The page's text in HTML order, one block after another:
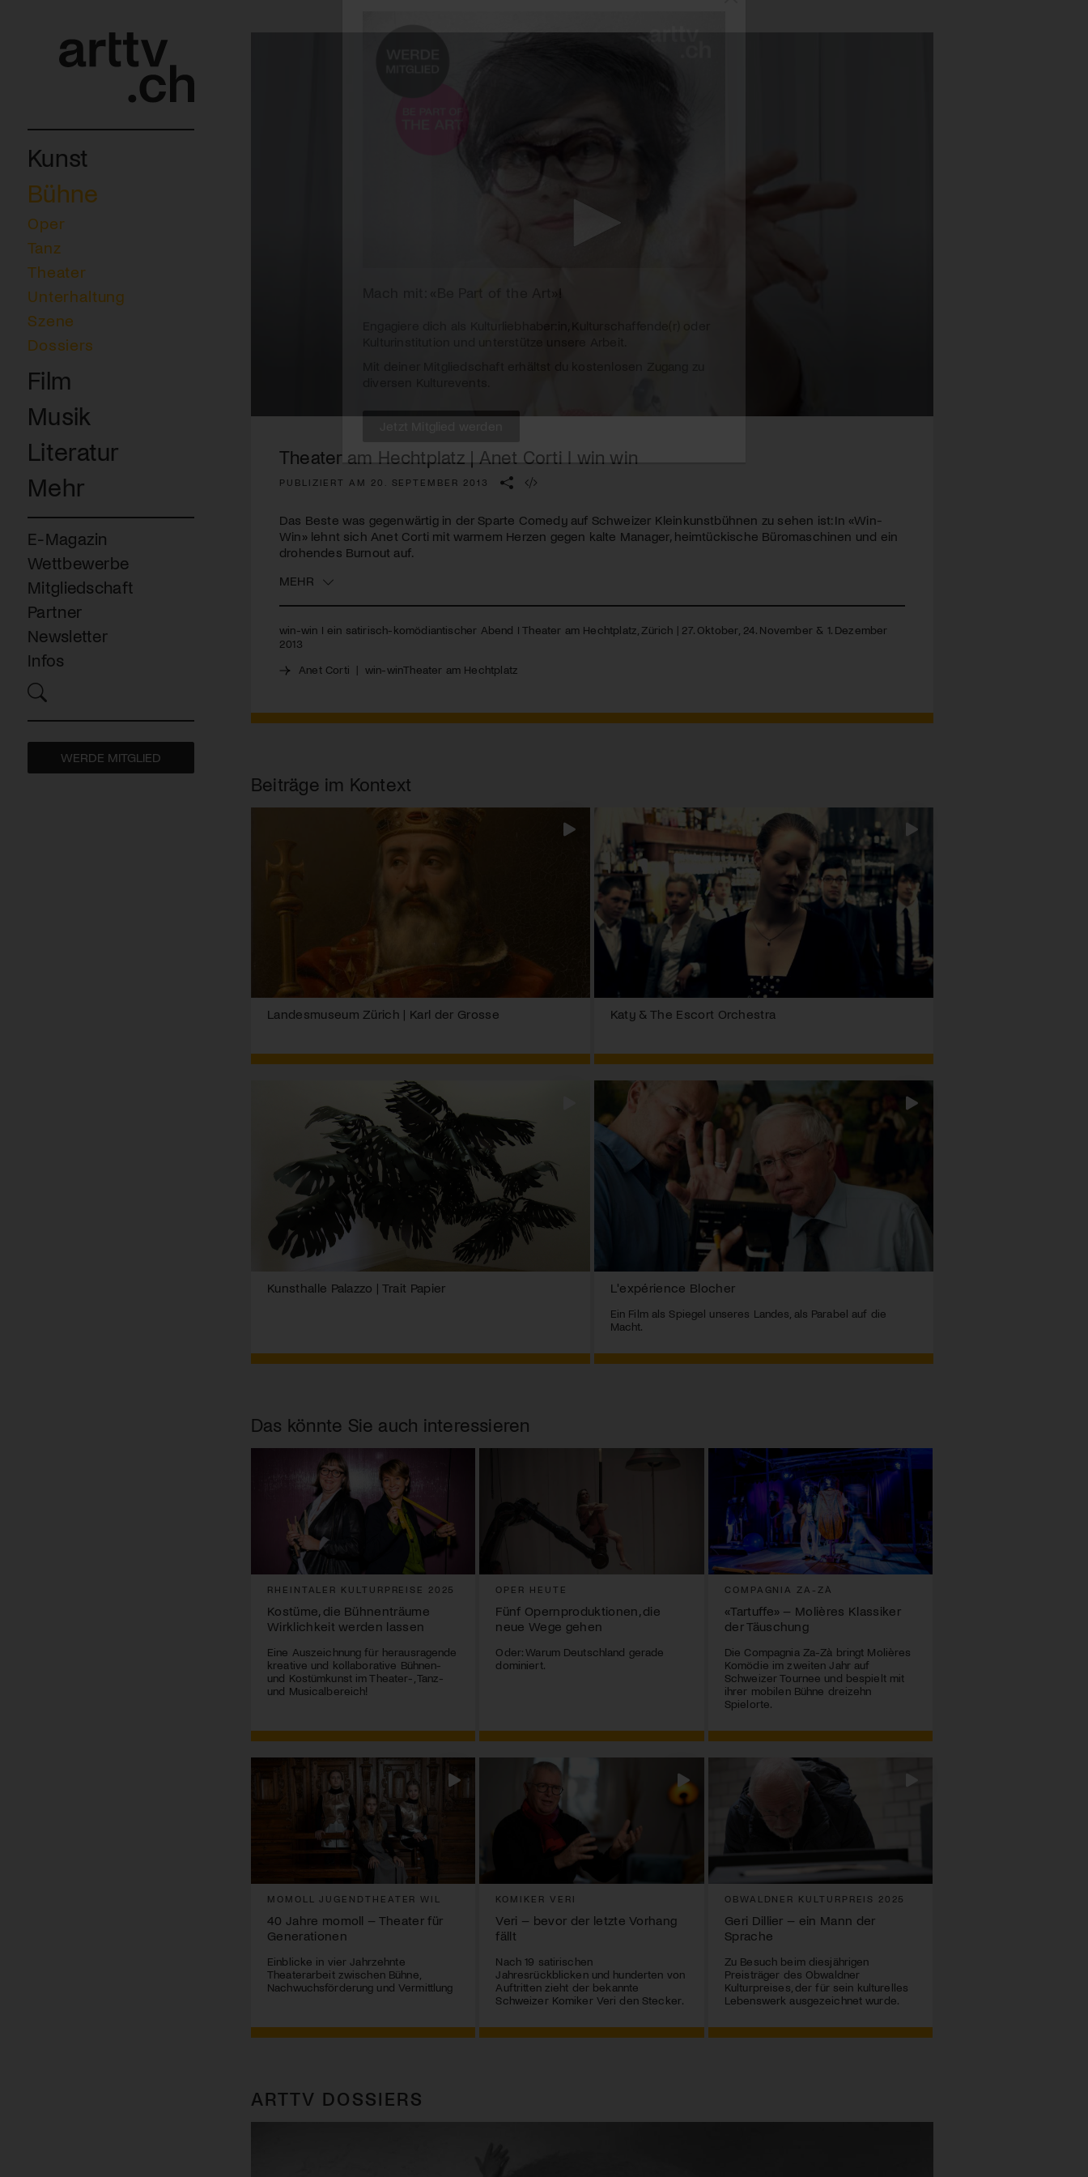
Kunst
Bühne
Oper
Tanz
Theater
Unterhaltung
Szene
Dossiers
Film
Musik
Literatur
Mehr
E-Magazin
Wettbewerbe
Mitgliedschaft
Partner
Newsletter
Infos
WERDE MITGLIED
Theater am Hechtplatz | Anet Corti I win win
PUBLIZIERT AM 20. SEPTEMBER 2013
Das Beste was gegenwärtig in der Sparte Comedy auf Schweizer Kleinkunstbühnen zu sehen ist: In «Win-
Win» lehnt sich Anet Corti mit warmem Herzen gegen kalte Manager, heimtückische Büromaschinen und ein
drohendes Burnout auf.
MEHR
win-win I ein satirisch-komödiantischer Abend I Theater am Hechtplatz, Zürich | 27. Oktober, 24. November & 1. Dezember
2013
Anet Corti | win-winTheater am Hechtplatz
Beiträge im Kontext
Landesmuseum Zürich | Karl der Grosse Katy & The Escort Orchestra
Kunsthalle Palazzo | Trait Papier L'expérience Blocher
Ein Film als Spiegel unseres Landes, als Parabel auf die
Macht.
Das könnte Sie auch interessieren
RHEINTALER KULTURPREISE 2025
Kostüme, die Bühnenträume
Wirklichkeit werden lassen
Eine Auszeichnung für herausragende
kreative und kollaborative Bühnen-
und Kostümkunst im Theater-, Tanz-
und Musicalbereich!
OPER HEUTE
Fünf Opernproduktionen, die
neue Wege gehen
Oder: Warum Deutschland gerade
dominiert.
COMPAGNIA ZA-ZÀ
«Tartuffe» – Molières Klassiker
der Täuschung
Die Compagnia Za-Zà bringt Molières
Komödie im zweiten Jahr auf
Schweizer Tournee und bespielt mit
ihrer mobilen Bühne dreizehn
Spielorte.
MOMOLL JUGENDTHEATER WIL
40 Jahre momoll – Theater für
Generationen
Einblicke in vier Jahrzehnte
Theaterarbeit zwischen Bühne,
Nachwuchsförderung und Vermittlung
KOMIKER VERI
Veri – bevor der letzte Vorhang
fällt
Nach 19 satirischen
Jahresrückblicken und hunderten von
Auftritten zieht der bekannte
Schweizer Komiker Veri den Stecker.
OBWALDNER KULTURPREIS 2025
Geri Dillier – ein Mann der
Sprache
Zu Besuch beim diesjährigen
Preisträger des Obwaldner
Kulturpreises, der für sein kulturelles
Lebenswerk ausgezeichnet wurde.
ARTTV DOSSIERS
Mach mit: «Be Part of the Art»!
diversen Kulturevents.
Jetzt Mitglied werden